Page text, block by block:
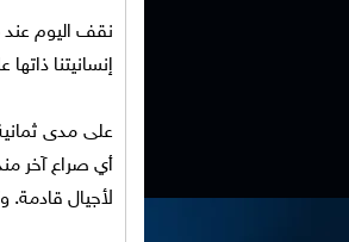
نقف اليوم
إنسانيتنا
على مدى
أي صراع آخر
لأجيال قادمة.